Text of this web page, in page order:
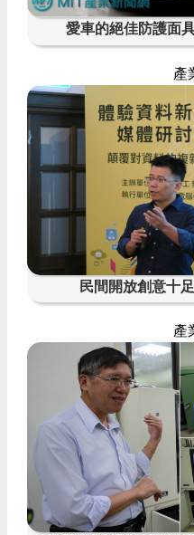
愛車的絕佳防護面
產
民間開放創意十
產